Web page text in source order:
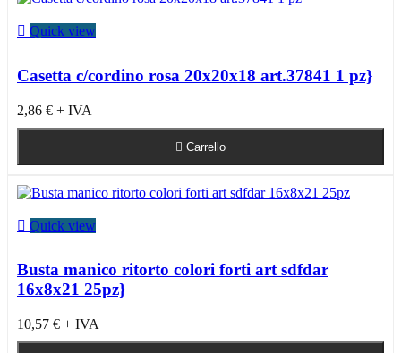
 Quick view
Casetta c/cordino rosa 20x20x18 art.37841 1 pz}
2,86 € + IVA
 Carrello
 Quick view
Busta manico ritorto colori forti art sdfdar
16x8x21 25pz}
10,57 € + IVA